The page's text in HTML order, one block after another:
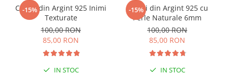
-15%
Cercei din Argint 925 Inimi
Texturate
100,00 RON
85,00 RON
IN STOC
-15%
Cercei din Argint 925 cu
Perle Naturale 6mm
100,00 RON
85,00 RON
IN STOC